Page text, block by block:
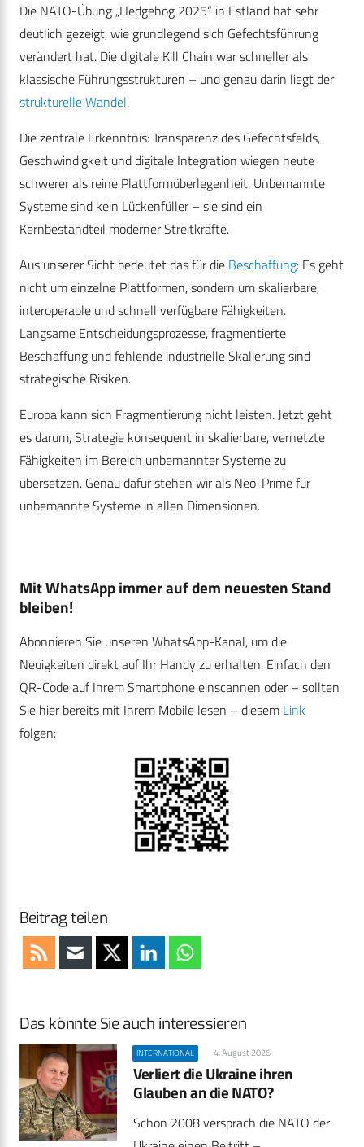
Die NATO-Übung „Hedgehog 2025“ in Estland hat sehr
deutlich gezeigt, wie grundlegend sich Gefechtsführung
verändert hat. Die digitale Kill Chain war schneller als
klassische Führungsstrukturen – und genau darin liegt der
strukturelle Wandel.
Die zentrale Erkenntnis: Transparenz des Gefechtsfelds,
Geschwindigkeit und digitale Integration wiegen heute
schwerer als reine Plattformüberlegenheit. Unbemannte
Systeme sind kein Lückenfüller – sie sind ein
Kernbestandteil moderner Streitkräfte.
Aus unserer Sicht bedeutet das für die Beschaffung: Es geht
nicht um einzelne Plattformen, sondern um skalierbare,
interoperable und schnell verfügbare Fähigkeiten.
Langsame Entscheidungsprozesse, fragmentierte
Beschaffung und fehlende industrielle Skalierung sind
strategische Risiken.
Europa kann sich Fragmentierung nicht leisten. Jetzt geht
es darum, Strategie konsequent in skalierbare, vernetzte
Fähigkeiten im Bereich unbemannter Systeme zu
übersetzen. Genau dafür stehen wir als Neo-Prime für
unbemannte Systeme in allen Dimensionen.
Mit WhatsApp immer auf dem neuesten Stand
bleiben!
Abonnieren Sie unseren WhatsApp-Kanal, um die
Neuigkeiten direkt auf Ihr Handy zu erhalten. Einfach den
QR-Code auf Ihrem Smartphone einscannen oder – sollten
Sie hier bereits mit Ihrem Mobile lesen – diesem Link
folgen:
Beitrag teilen
Das könnte Sie auch interessieren
INTERNATIONAL 4. August 2026
Verliert die Ukraine ihren
Glauben an die NATO?
Schon 2008 versprach die NATO der